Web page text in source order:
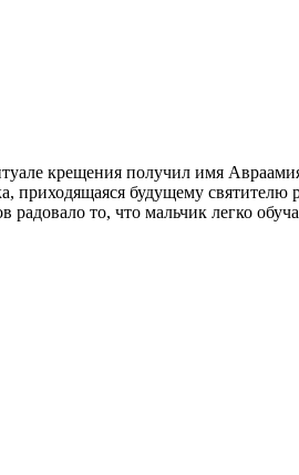
крещения получил имя
приходящаяся будущему
то, что мальчик легко